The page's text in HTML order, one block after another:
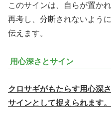
このサインは、自らが置か
再考し、分断されないよう
伝えます。
用心深さとサイン
クロサギがもたらす用心深
サインとして捉えられます。